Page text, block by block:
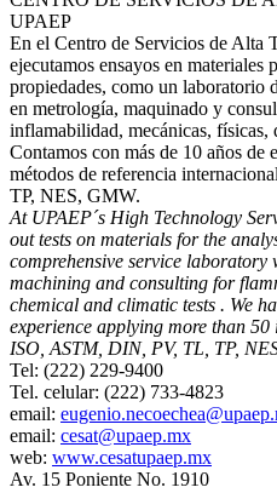
UPAEP
En el Centro de Servicios de Alta
ejecutamos ensayos en materiales
propiedades, como un laboratorio
en metrología, maquinado y
inflamabilidad, mecánicas, físicas,
Contamos con más de 10 años de
métodos de referencia
TP, NES, GMW.
At UPAEP´s High Technology
out tests on materials for the
comprehensive service laboratory
machining and consulting for
chemical and climatic tests . We
experience applying more than
ISO, ASTM, DIN, PV, TL, TP,
Tel: (222) 229-9400
Tel. celular: (222) 733-4823
email:
email: cesat@upaep.mx
web: www.cesatupaep.mx
Av. 15 Poniente No. 1910